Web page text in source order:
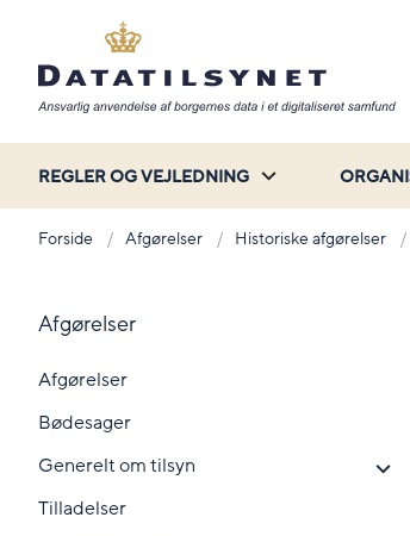
REGLER OG VEJLEDNING
Forside Afgørelser Historiske afgørelser
Afgørelser
Afgørelser
Bødesager
Generelt om tilsyn
Tilladelser